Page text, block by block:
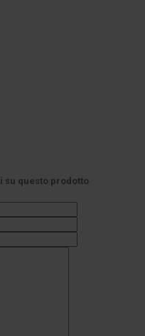
su questo prodotto